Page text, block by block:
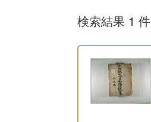
検索結果 1 件